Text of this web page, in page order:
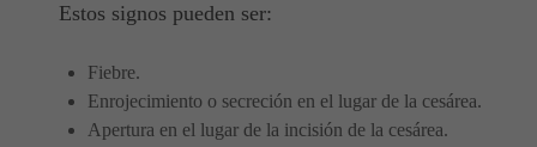
Estos signos pueden ser:
Fiebre.
Enrojecimiento o secreción en el lugar de la cesárea.
Apertura en el lugar de la incisión de la cesárea.